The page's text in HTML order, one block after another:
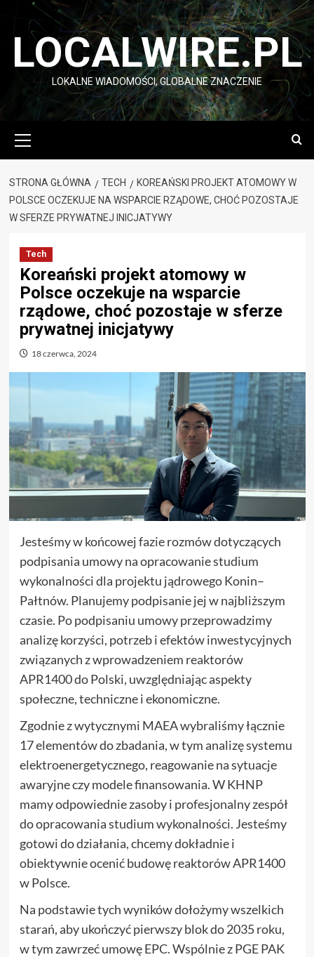
Przejdź
LOCALWIRE.PL
LOKALNE WIADOMOŚCI, GLOBALNE ZNACZENIE
główne
STRONA GŁÓWNA TECH
KOREAŃSKI PROJEKT ATOMOWY W
POLSCE OCZEKUJE NA WSPARCIE RZĄDOWE, CHOĆ POZOSTAJE
W SFERZE PRYWATNEJ INICJATYWY
Tech
Koreański projekt atomowy w
Polsce oczekuje na wsparcie
rządowe, choć pozostaje w sferze
prywatnej inicjatywy
18 czerwca, 2024
Jesteśmy w końcowej fazie rozmów dotyczących
podpisania umowy na opracowanie studium
wykonalności dla projektu jądrowego Konin–
Pałtnów. Planujemy podpisanie jej w najbliższym
czasie. Po podpisaniu umowy przeprowadzimy
analizę korzyści, potrzeb i efektów inwestycyjnych
związanych z wprowadzeniem reaktorów
APR1400 do Polski, uwzględniając aspekty
społeczne, techniczne i ekonomiczne.
Zgodnie z wytycznymi MAEA wybraliśmy łącznie
17 elementów do zbadania, w tym analizę systemu
elektroenergetycznego, reagowanie na sytuacje
awaryjne czy modele finansowania. W KHNP
mamy odpowiednie zasoby i profesjonalny zespół
do opracowania studium wykonalności. Jesteśmy
gotowi do działania, chcemy dokładnie i
obiektywnie ocenić budowę reaktorów APR1400
w Polsce.
Na podstawie tych wyników dołożymy wszelkich
starań, aby ukończyć pierwszy blok do 2035 roku,
w tym zawrzeć umowę EPC. Wspólnie z PGE PAK